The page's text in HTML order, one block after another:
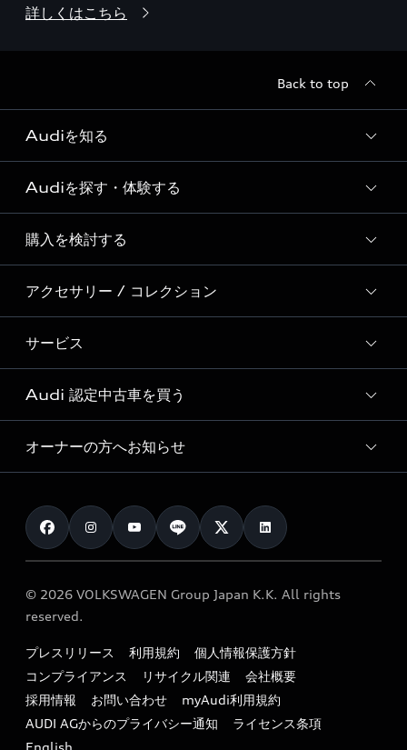
詳しくはこちら
Back to top
Audiを知る
Audi ブランド
Story of Progress
Audi Sport
Formula 1®
デジタルサービス
Audiを探す・体験する
ディーラー検索
新車在庫検索
試乗車・展示車検索
見積り依頼
試乗予約
購入を検討する
モデル一覧
特別仕様モデル / 限定モデル
e-tronラインアップ
価格シミュレーション
車両比較
カタログ一覧
アクセサリー / コレクション
純正アクセサリー
オンラインショップ
Audi collection
アウディナビアプリ
サービス
サービス入庫予約
サービスプログラム
メンテナンス
車検 / 定期点検
e-tronアフターサポート
myAudi
Audi 認定中古車を買う
Audi認定中古車
クオリティ
保証
メンテナンス
ファイナンス
キャンペーン / イベント
買取査定
オーナーの方へお知らせ
お知らせ
オーナー様向けキャンペーン
特定整備適用車一覧
リサイクル法
よくある質問（FAQ）
© 2026 VOLKSWAGEN Group Japan K.K. All rights
reserved.
プレスリリース 利用規約
個人情報保護方針
コンプライアンス
リサイクル関連
会社概要
採用情報
お問い合わせ
myAudi利用規約
AUDI AGからのプライバシー通知
ライセンス条項
English